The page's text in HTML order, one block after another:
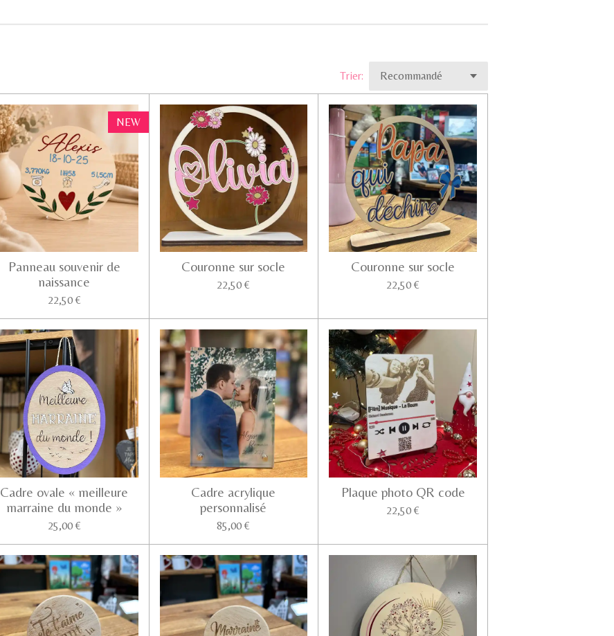
Trier:
NEW
Panneau souvenir de
naissance
22,50 €
Couronne sur socle
22,50 €
Couronne sur socle
22,50 €
Cadre ovale « meilleure
marraine du monde »
25,00 €
Cadre acrylique
personnalisé
85,00 €
Plaque photo QR code
22,50 €